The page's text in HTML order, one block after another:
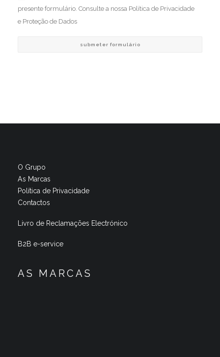
presente formulário. Consulte a nossa Política de Privacidade
e Proteção de Dados
O Grupo
As Marcas
Política de Privacidade
Contactos
Livro de Reclamações Electrónico
B2B e-service
AS MARCAS